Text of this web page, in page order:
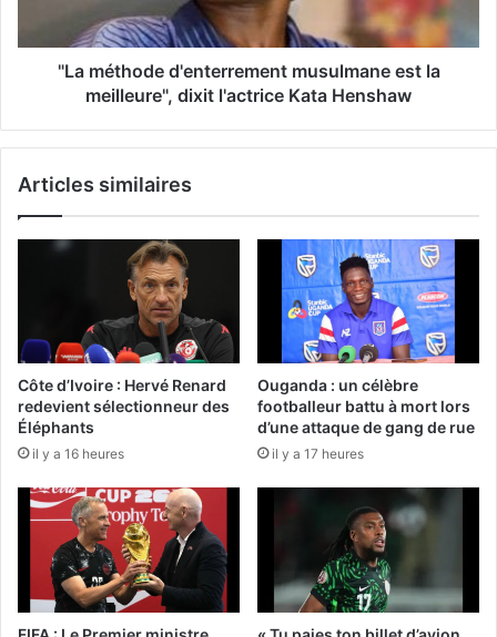
"La méthode d'enterrement musulmane est la
meilleure", dixit l'actrice Kata Henshaw
Articles similaires
Côte d’Ivoire : Hervé Renard
redevient sélectionneur des
Éléphants
il y a 16 heures
Ouganda : un célèbre
footballeur battu à mort lors
d’une attaque de gang de rue
il y a 17 heures